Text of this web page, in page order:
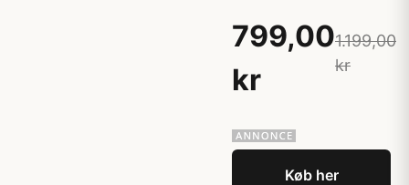
799,00
kr
1.199,00
kr
Køb her